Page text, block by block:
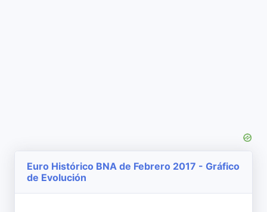
Euro Histórico BNA de Febrero 2017 - Gráfico
de Evolución